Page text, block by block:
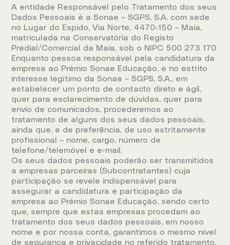
A entidade Responsável pelo Tratamento dos seus
Dados Pessoais é a Sonae – SGPS, S.A. com sede
no Lugar do Espido, Via Norte, 4470-150 – Maia,
matriculada na Conservatória do Registo
Predial/Comercial da Maia, sob o NIPC 500 273 170
Enquanto pessoa responsável pela candidatura da
empresa ao Prémio Sonae Educação, e no estrito
interesse legítimo da Sonae – SGPS, S.A., em
estabelecer um ponto de contacto direto e ágil,
quer para esclarecimento de dúvidas, quer para
envio de comunicados, procederemos ao
tratamento de alguns dos seus dados pessoais,
ainda que, e de preferência, de uso estritamente
profissional – nome, cargo, número de
telefone/telemóvel e e-mail.
Os seus dados pessoais poderão ser transmitidos
a empresas parceiras (Subcontratantes) cuja
participação se revele indispensável para
assegurar a candidatura e participação da
empresa ao Prémio Sonae Educação, sendo certo
que, sempre que estas empresas procedam ao
tratamento dos seus dados pessoais, em nosso
nome e por nossa conta, garantimos o mesmo nível
de segurança e privacidade no referido tratamento.